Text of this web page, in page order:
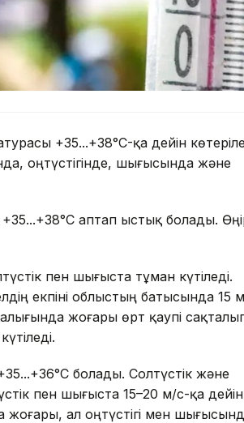
+35...+38°C-қа дейін
оңтүстігінде, шығысында және
+35...+38°C аптап ыстық болады.
пен шығыста тұман күтіледі.
екпіні облыстың батысында 15
жоғары өрт қаупі
болады. Солтүстік және
пен шығыста 15–20 м/с-қа дейін
жоғары, ал оңтүстігі мен